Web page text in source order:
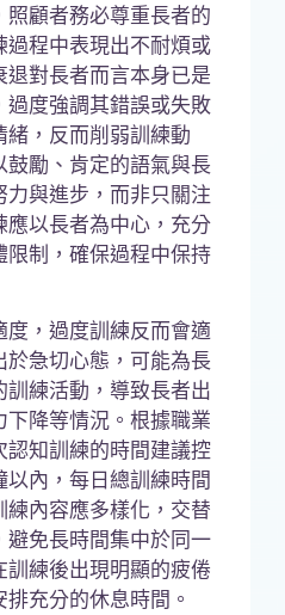
顧者務必尊重長者的
程中表現出不耐煩或
對長者而言本身已是
度強調其錯誤或失敗
緒，反而削弱訓練動
勵、肯定的語氣與長
與進步，而非只關注
以長者為中心，充分
制，確保過程中保持
，過度訓練反而會適
急切心態，可能為長
練活動，導致長者出
降等情況。根據職業
知訓練的時間建議控
內，每日總訓練時間
內容應多樣化，交替
免長時間集中於同一
練後出現明顯的疲倦
充分的休息時間。